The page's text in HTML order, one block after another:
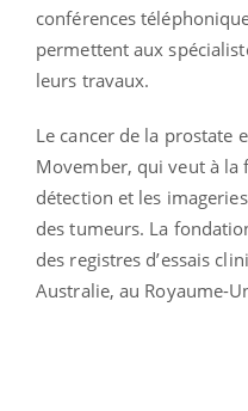
conférences
permettent aux
leurs travaux.
Le cancer de la prostate
Movember, qui veut à la
détection et les
des tumeurs. La
des registres d’essais
Australie, au Royaume-